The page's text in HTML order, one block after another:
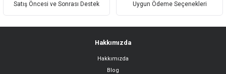
Gönder
Satış Öncesi ve Sonrası Destek Uygun Ödeme Seçenekleri
Hakkımızda
Hakkımızda
Blog